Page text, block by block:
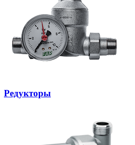
Редукторы